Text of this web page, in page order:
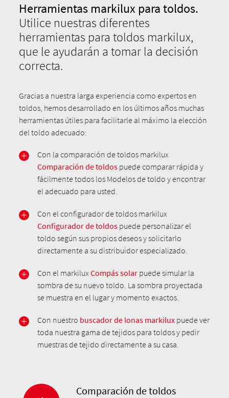
Herramientas markilux para toldos.
Utilice nuestras diferentes
herramientas para toldos markilux,
que le ayudarán a tomar la decisión
correcta.
Gracias a nuestra larga experiencia como expertos en
toldos, hemos desarrollado en los últimos años muchas
herramientas útiles para facilitarle al máximo la elección
del toldo adecuado:
Con la comparación de toldos markilux
Comparación de toldos puede comparar rápida y
fácilmente todos los Modelos de toldo y encontrar
el adecuado para usted.
Con el configurador de toldos markilux
Configurador de toldos puede personalizar el
toldo según sus propios deseos y solicitarlo
directamente a su distribuidor especializado.
Con el markiluxCompás solar puede simular la
sombra de su nuevo toldo. La sombra proyectada
se muestra en el lugar y momento exactos.
Con nuestro buscador de lonas markilux puede ver
toda nuestra gama de tejidos para toldos y pedir
muestras de tejido directamente a su casa.
Comparación de toldos